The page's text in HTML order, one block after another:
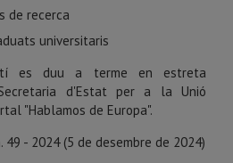
de recerca
universitaris
es duu a terme en estreta
d'Estat per a la Unió
"Hablamos de Europa".
- 2024 (5 de desembre de 2024)